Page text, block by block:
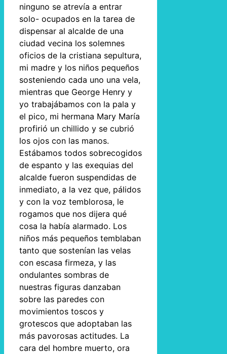
ninguno se atrevía a entrar
solo- ocupados en la tarea de
dispensar al alcalde de una
ciudad vecina los solemnes
oficios de la cristiana sepultura,
mi madre y los niños pequeños
sosteniendo cada uno una vela,
mientras que George Henry y
yo trabajábamos con la pala y
el pico, mi hermana Mary María
profirió un chillido y se cubrió
los ojos con las manos.
Estábamos todos sobrecogidos
de espanto y las exequias del
alcalde fueron suspendidas de
inmediato, a la vez que, pálidos
y con la voz temblorosa, le
rogamos que nos dijera qué
cosa la había alarmado. Los
niños más pequeños temblaban
tanto que sostenían las velas
con escasa firmeza, y las
ondulantes sombras de
nuestras figuras danzaban
sobre las paredes con
movimientos toscos y
grotescos que adoptaban las
más pavorosas actitudes. La
cara del hombre muerto, ora